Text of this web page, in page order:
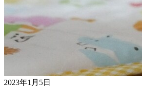
2023年1月5日